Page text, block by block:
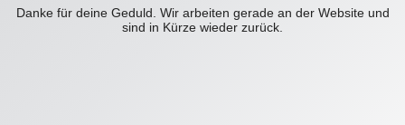
Danke für deine Geduld. Wir arbeiten gerade an der Website und
sind in Kürze wieder zurück.